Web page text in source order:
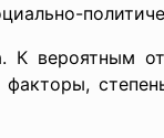
вероятным